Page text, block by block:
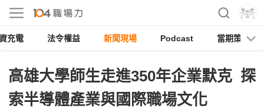
充電 法令權益 新聞現場 Podcast 當期策展
高雄大學師生走進350年企業默克 探
索半導體產業與國際職場文化